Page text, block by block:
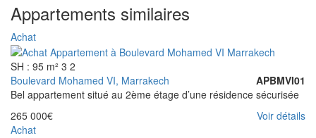
Appartements similaires
Achat
SH : 95 m² 3 2
Boulevard Mohamed VI, Marrakech
APBMVI01
Bel appartement situé au 2ème étage d’une résidence sécurisée
265 000€
Voir détails
Achat